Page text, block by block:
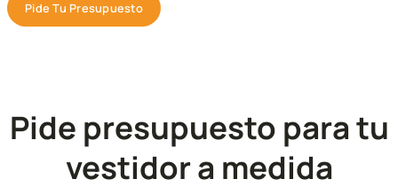
Pide Tu Presupuesto
Pide presupuesto para tu
vestidor a medida